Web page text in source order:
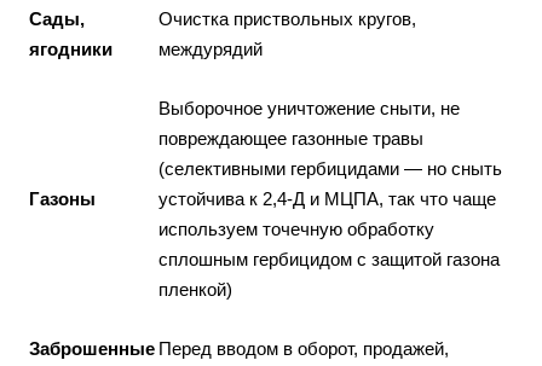
Сады,
ягодники
Очистка приствольных кругов,
междурядий
Газоны
Выборочное уничтожение сныти, не
повреждающее газонные травы
(селективными гербицидами — но сныть
устойчива к 2,4-Д и МЦПА, так что чаще
используем точечную обработку
сплошным гербицидом с защитой газона
пленкой)
Заброшенные Перед вводом в оборот, продажей,